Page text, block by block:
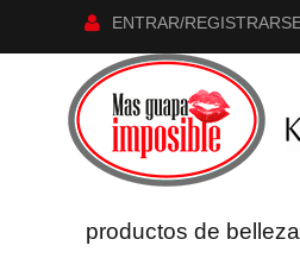
ENTRAR/
productos de belleza